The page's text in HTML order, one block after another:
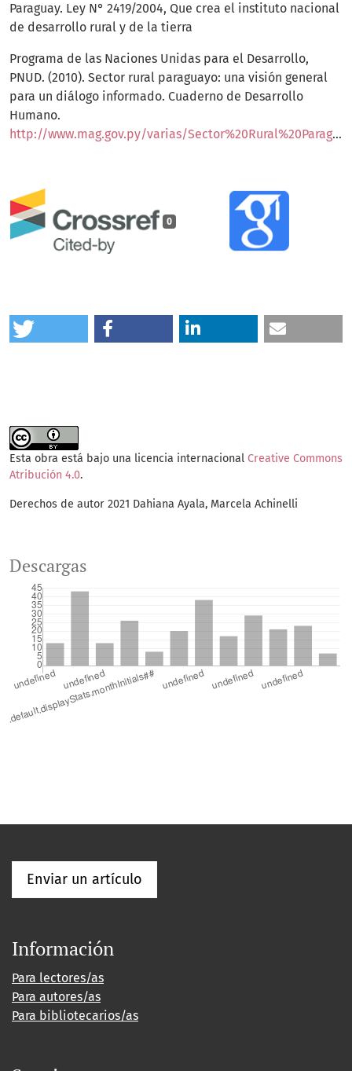
0
Paraguay. Ley N° 2419/2004, Que crea el instituto nacional
de desarrollo rural y de la tierra
Programa de las Naciones Unidas para el Desarrollo,
PNUD. (2010). Sector rural paraguayo: una visión general
para un diálogo informado. Cuaderno de Desarrollo
Humano.
http://www.mag.gov.py/varias/Sector%20Rural%20Paraguayo%202010.pdf
Esta obra está bajo una licencia internacional Creative Commons
Atribución 4.0.
Derechos de autor 2021 Dahiana Ayala, Marcela Achinelli
Descargas
Enviar un artículo
Información
Para lectores/as
Para autores/as
Para bibliotecarios/as